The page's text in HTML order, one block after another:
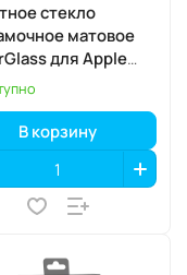
стекло
матовое
для Apple
17 / 16 Pro
В корзину